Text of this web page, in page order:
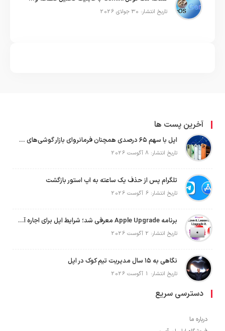
تاریخ انتشار: 30 جولای 2026
آخرین پست ها
اپل با سهم ۶۵ درصدی همچنان فرمانروای بازار گوشی‌های پریمیوم جهان است
تاریخ انتشار: 8 آگوست 2026
تلگرام پس از حذف یک ساعته به اپ استور بازگشت
تاریخ انتشار: 6 آگوست 2026
برنامه Apple Upgrade معرفی شد؛ شرایط اپل برای اجاره آیفون، آیپد، مک و اپل واچ
تاریخ انتشار: 2 آگوست 2026
نگاهی به ۱۵ سال مدیریت تیم کوک در اپل
تاریخ انتشار: 1 آگوست 2026
دسترسی سریع
درباره ما